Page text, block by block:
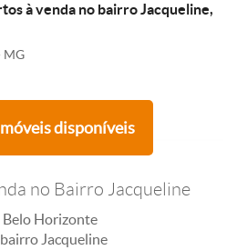
à venda no bairro Jacqueline,
MG
disponíveis
no Bairro Jacqueline
Belo Horizonte
Jacqueline